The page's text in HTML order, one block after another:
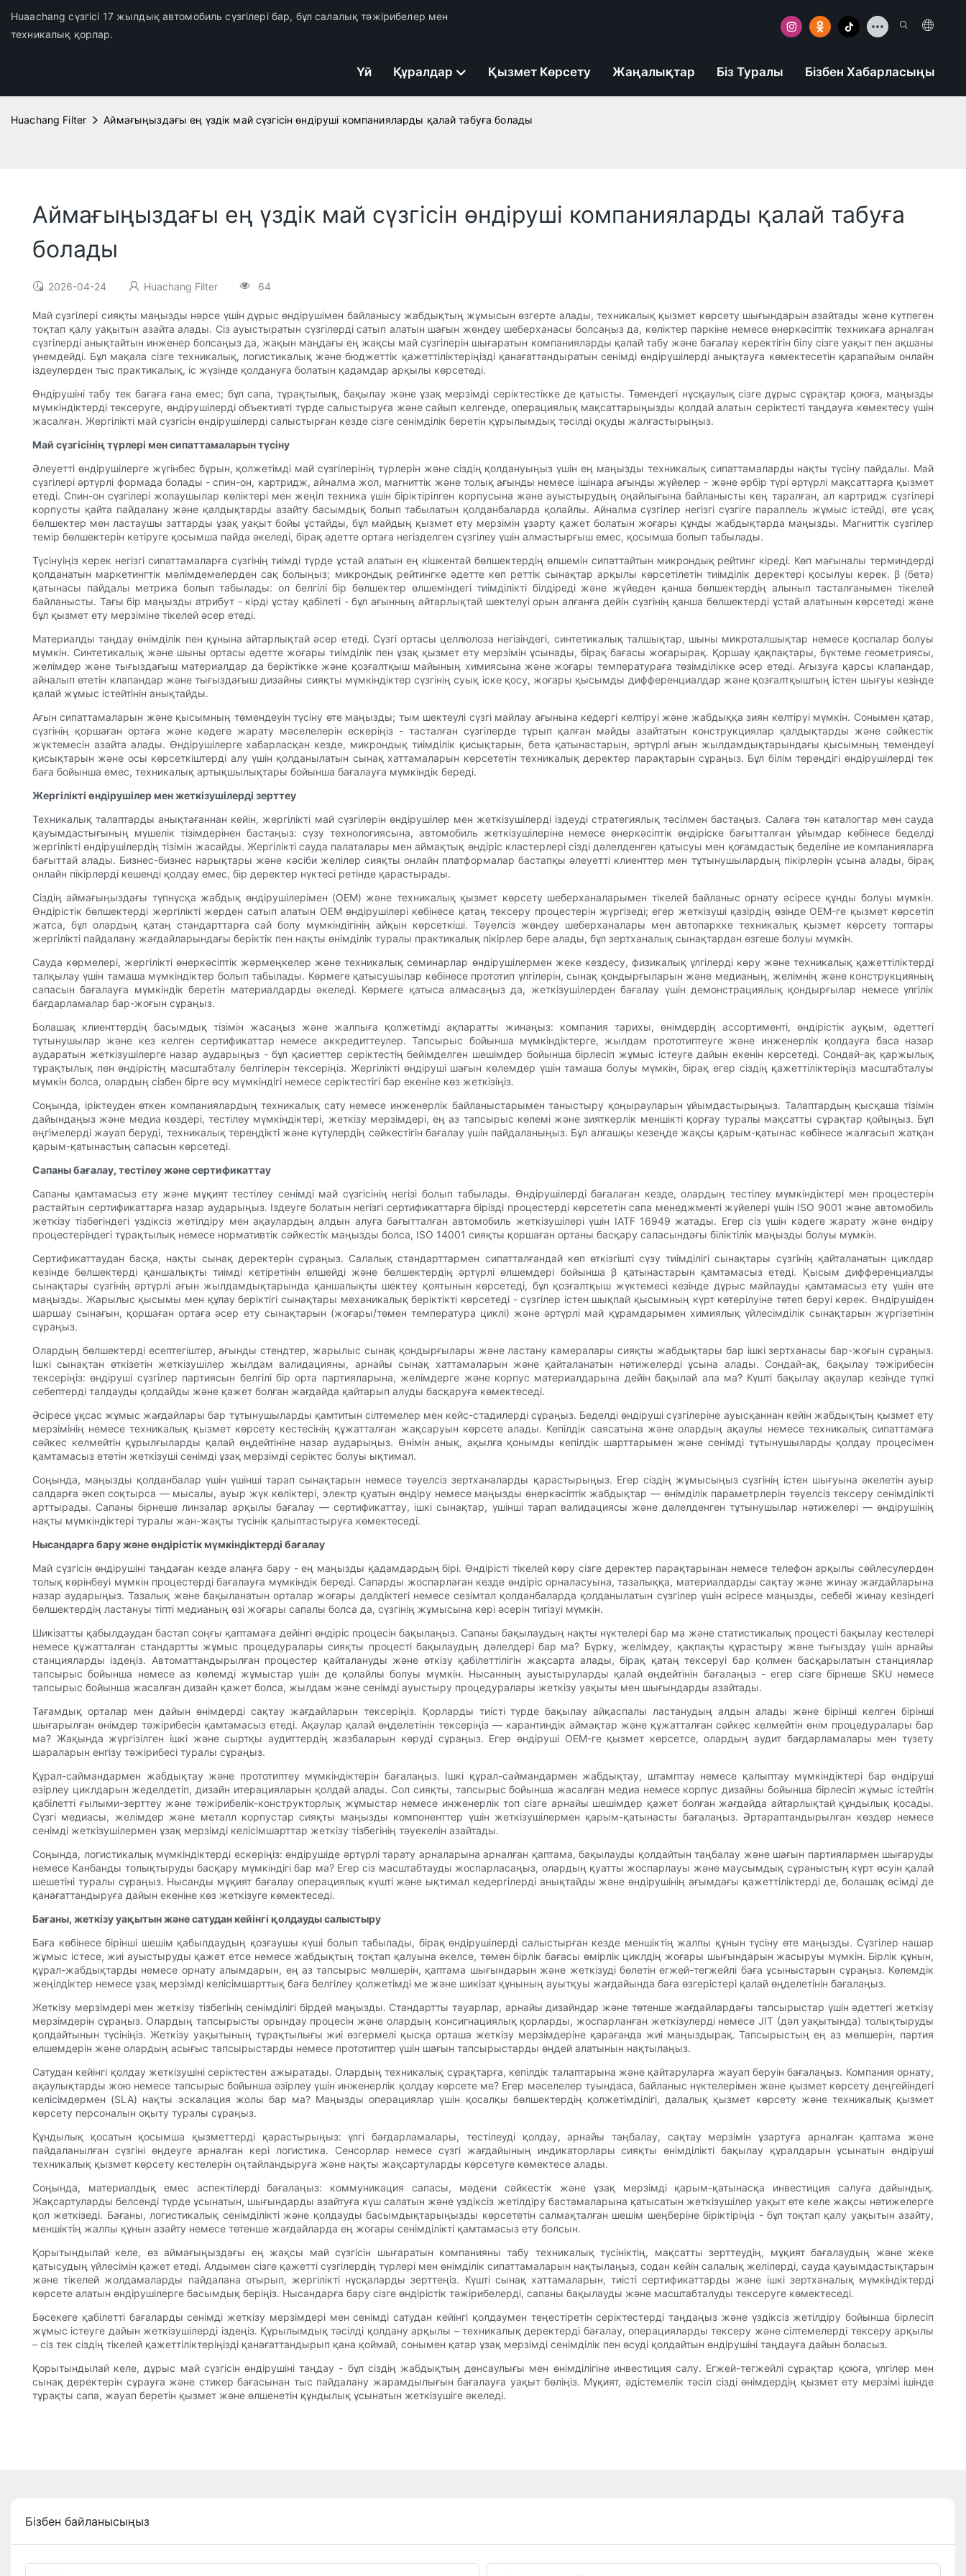
Huaachang сүзгісі 17 жылдық автомобиль сүзгілері бар, бұл салалық тәжірибелер мен
техникалық қорлар.
Үй Құралдар Қызмет Көрсету Жаңалықтар Біз Туралы Бізбен Хабарласыңы
Huachang Filter Аймағыңыздағы ең үздік май сүзгісін өндіруші компанияларды қалай табуға болады
Аймағыңыздағы ең үздік май сүзгісін өндіруші компанияларды қалай табуға
болады
2026-04-24 Huachang Filter 64
Май сүзгілері сияқты маңызды нәрсе үшін дұрыс өндірушімен байланысу жабдықтың жұмысын өзгерте алады, техникалық қызмет көрсету шығындарын азайтады және күтпеген
тоқтап қалу уақытын азайта алады. Сіз ауыстыратын сүзгілерді сатып алатын шағын жөндеу шеберханасы болсаңыз да, көліктер паркіне немесе өнеркәсіптік техникаға арналған
сүзгілерді анықтайтын инженер болсаңыз да, жақын маңдағы ең жақсы май сүзгілерін шығаратын компанияларды қалай табу және бағалау керектігін білу сізге уақыт пен ақшаны
үнемдейді. Бұл мақала сізге техникалық, логистикалық және бюджеттік қажеттіліктеріңізді қанағаттандыратын сенімді өндірушілерді анықтауға көмектесетін қарапайым онлайн
іздеулерден тыс практикалық, іс жүзінде қолдануға болатын қадамдар арқылы көрсетеді.
Өндірушіні табу тек бағаға ғана емес; бұл сапа, тұрақтылық, бақылау және ұзақ мерзімді серіктестікке де қатысты. Төмендегі нұсқаулық сізге дұрыс сұрақтар қоюға, маңызды
мүмкіндіктерді тексеруге, өндірушілерді объективті түрде салыстыруға және сайып келгенде, операциялық мақсаттарыңызды қолдай алатын серіктесті таңдауға көмектесу үшін
жасалған. Жергілікті май сүзгісін өндірушілерді салыстырған кезде сізге сенімділік беретін құрылымдық тәсілді оқуды жалғастырыңыз.
Май сүзгісінің түрлері мен сипаттамаларын түсіну
Әлеуетті өндірушілерге жүгінбес бұрын, қолжетімді май сүзгілерінің түрлерін және сіздің қолдануыңыз үшін ең маңызды техникалық сипаттамаларды нақты түсіну пайдалы. Май
сүзгілері әртүрлі формада болады - спин-он, картридж, айналма жол, магниттік және толық ағынды немесе ішінара ағынды жүйелер - және әрбір түрі әртүрлі мақсаттарға қызмет
етеді. Спин-он сүзгілері жолаушылар көліктері мен жеңіл техника үшін біріктірілген корпусына және ауыстырудың оңайлығына байланысты кең таралған, ал картридж сүзгілері
корпусты қайта пайдалану және қалдықтарды азайту басымдық болып табылатын қолданбаларда қолайлы. Айналма сүзгілер негізгі сүзгіге параллель жұмыс істейді, өте ұсақ
бөлшектер мен ластаушы заттарды ұзақ уақыт бойы ұстайды, бұл майдың қызмет ету мерзімін ұзарту қажет болатын жоғары құнды жабдықтарда маңызды. Магниттік сүзгілер
темір бөлшектерін кетіруге қосымша пайда әкеледі, бірақ әдетте ортаға негізделген сүзгілеу үшін алмастырғыш емес, қосымша болып табылады.
Түсінуіңіз керек негізгі сипаттамаларға сүзгінің тиімді түрде ұстай алатын ең кішкентай бөлшектердің өлшемін сипаттайтын микрондық рейтинг кіреді. Көп мағыналы терминдерді
қолданатын маркетингтік мәлімдемелерден сақ болыңыз; микрондық рейтингке әдетте көп реттік сынақтар арқылы көрсетілетін тиімділік деректері қосылуы керек. β (бета)
қатынасы пайдалы метрика болып табылады: ол белгілі бір бөлшектер өлшеміндегі тиімділікті білдіреді және жүйеден қанша бөлшектердің алынып тасталғанымен тікелей
байланысты. Тағы бір маңызды атрибут - кірді ұстау қабілеті - бұл ағынның айтарлықтай шектелуі орын алғанға дейін сүзгінің қанша бөлшектерді ұстай алатынын көрсетеді және
бұл қызмет ету мерзіміне тікелей әсер етеді.
Материалды таңдау өнімділік пен құнына айтарлықтай әсер етеді. Сүзгі ортасы целлюлоза негізіндегі, синтетикалық талшықтар, шыны микроталшықтар немесе қоспалар болуы
мүмкін. Синтетикалық және шыны ортасы әдетте жоғары тиімділік пен ұзақ қызмет ету мерзімін ұсынады, бірақ бағасы жоғарырақ. Қоршау қақпақтары, бүктеме геометриясы,
желімдер және тығыздағыш материалдар да беріктікке және қозғалтқыш майының химиясына және жоғары температураға төзімділікке әсер етеді. Ағызуға қарсы клапандар,
айналып өтетін клапандар және тығыздағыш дизайны сияқты мүмкіндіктер сүзгінің суық іске қосу, жоғары қысымды дифференциалдар және қозғалтқыштың істен шығуы кезінде
қалай жұмыс істейтінін анықтайды.
Ағын сипаттамаларын және қысымның төмендеуін түсіну өте маңызды; тым шектеулі сүзгі майлау ағынына кедергі келтіруі және жабдыққа зиян келтіруі мүмкін. Сонымен қатар,
сүзгінің қоршаған ортаға және кәдеге жарату мәселелерін ескеріңіз - тасталған сүзгілерде тұрып қалған майды азайтатын конструкциялар қалдықтарды және сәйкестік
жүктемесін азайта алады. Өндірушілерге хабарласқан кезде, микрондық тиімділік қисықтарын, бета қатынастарын, әртүрлі ағын жылдамдықтарындағы қысымның төмендеуі
қисықтарын және осы көрсеткіштерді алу үшін қолданылатын сынақ хаттамаларын көрсететін техникалық деректер парақтарын сұраңыз. Бұл білім тереңдігі өндірушілерді тек
баға бойынша емес, техникалық артықшылықтары бойынша бағалауға мүмкіндік береді.
Жергілікті өндірушілер мен жеткізушілерді зерттеу
Техникалық талаптарды анықтағаннан кейін, жергілікті май сүзгілерін өндірушілер мен жеткізушілерді іздеуді стратегиялық тәсілмен бастаңыз. Салаға тән каталогтар мен сауда
қауымдастығының мүшелік тізімдерінен бастаңыз: сүзу технологиясына, автомобиль жеткізушілеріне немесе өнеркәсіптік өндіріске бағытталған ұйымдар көбінесе беделді
жергілікті өндірушілердің тізімін жасайды. Жергілікті сауда палаталары мен аймақтық өндіріс кластерлері сізді дәлелденген қатысуы мен қоғамдастық беделіне ие компанияларға
бағыттай алады. Бизнес-бизнес нарықтары және кәсіби желілер сияқты онлайн платформалар бастапқы әлеуетті клиенттер мен тұтынушылардың пікірлерін ұсына алады, бірақ
онлайн пікірлерді кешенді қолдау емес, бір деректер нүктесі ретінде қарастырады.
Сіздің аймағыңыздағы түпнұсқа жабдық өндірушілерімен (OEM) және техникалық қызмет көрсету шеберханаларымен тікелей байланыс орнату әсіресе құнды болуы мүмкін.
Өндірістік бөлшектерді жергілікті жерден сатып алатын OEM өндірушілері көбінесе қатаң тексеру процестерін жүргізеді; егер жеткізуші қазірдің өзінде OEM-ге қызмет көрсетіп
жатса, бұл олардың қатаң стандарттарға сай болу мүмкіндігінің айқын көрсеткіші. Тәуелсіз жөндеу шеберханалары мен автопаркке техникалық қызмет көрсету топтары
жергілікті пайдалану жағдайларындағы беріктік пен нақты өнімділік туралы практикалық пікірлер бере алады, бұл зертханалық сынақтардан өзгеше болуы мүмкін.
Сауда көрмелері, жергілікті өнеркәсіптік жәрмеңкелер және техникалық семинарлар өндірушілермен жеке кездесу, физикалық үлгілерді көру және техникалық қажеттіліктерді
талқылау үшін тамаша мүмкіндіктер болып табылады. Көрмеге қатысушылар көбінесе прототип үлгілерін, сынақ қондырғыларын және медианың, желімнің және конструкцияның
сапасын бағалауға мүмкіндік беретін материалдарды әкеледі. Көрмеге қатыса алмасаңыз да, жеткізушілерден бағалау үшін демонстрациялық қондырғылар немесе үлгілік
бағдарламалар бар-жоғын сұраңыз.
Болашақ клиенттердің басымдық тізімін жасаңыз және жалпыға қолжетімді ақпаратты жинаңыз: компания тарихы, өнімдердің ассортименті, өндірістік ауқым, әдеттегі
тұтынушылар және кез келген сертификаттар немесе аккредиттеулер. Тапсырыс бойынша мүмкіндіктерге, жылдам прототиптеуге және инженерлік қолдауға баса назар
аударатын жеткізушілерге назар аударыңыз - бұл қасиеттер серіктестің бейімделген шешімдер бойынша бірлесіп жұмыс істеуге дайын екенін көрсетеді. Сондай-ақ қаржылық
тұрақтылық пен өндірістің масштабталу белгілерін тексеріңіз. Жергілікті өндіруші шағын көлемдер үшін тамаша болуы мүмкін, бірақ егер сіздің қажеттіліктеріңіз масштабталуы
мүмкін болса, олардың сізбен бірге өсу мүмкіндігі немесе серіктестігі бар екеніне көз жеткізіңіз.
Соңында, іріктеуден өткен компаниялардың техникалық сату немесе инженерлік байланыстарымен таныстыру қоңырауларын ұйымдастырыңыз. Талаптардың қысқаша тізімін
дайындаңыз және медиа көздері, тестілеу мүмкіндіктері, жеткізу мерзімдері, ең аз тапсырыс көлемі және зияткерлік меншікті қорғау туралы мақсатты сұрақтар қойыңыз. Бұл
әңгімелерді жауап беруді, техникалық тереңдікті және күтулердің сәйкестігін бағалау үшін пайдаланыңыз. Бұл алғашқы кезеңде жақсы қарым-қатынас көбінесе жалғасып жатқан
қарым-қатынастың сапасын көрсетеді.
Сапаны бағалау, тестілеу және сертификаттау
Сапаны қамтамасыз ету және мұқият тестілеу сенімді май сүзгісінің негізі болып табылады. Өндірушілерді бағалаған кезде, олардың тестілеу мүмкіндіктері мен процестерін
растайтын сертификаттарға назар аударыңыз. Іздеуге болатын негізгі сертификаттарға бірізді процестерді көрсететін сапа менеджменті жүйелері үшін ISO 9001 және автомобиль
жеткізу тізбегіндегі үздіксіз жетілдіру мен ақаулардың алдын алуға бағытталған автомобиль жеткізушілері үшін IATF 16949 жатады. Егер сіз үшін кәдеге жарату және өндіру
процестеріндегі тұрақтылық немесе нормативтік сәйкестік маңызды болса, ISO 14001 сияқты қоршаған ортаны басқару саласындағы біліктілік маңызды болуы мүмкін.
Сертификаттаудан басқа, нақты сынақ деректерін сұраңыз. Салалық стандарттармен сипатталғандай көп өткізгішті сүзу тиімділігі сынақтары сүзгінің қайталанатын циклдар
кезінде бөлшектерді қаншалықты тиімді кетіретінін өлшейді және бөлшектердің әртүрлі өлшемдері бойынша β қатынастарын қамтамасыз етеді. Қысым дифференциалды
сынақтары сүзгінің әртүрлі ағын жылдамдықтарында қаншалықты шектеу қоятынын көрсетеді, бұл қозғалтқыш жүктемесі кезінде дұрыс майлауды қамтамасыз ету үшін өте
маңызды. Жарылыс қысымы мен құлау беріктігі сынақтары механикалық беріктікті көрсетеді - сүзгілер істен шықпай қысымның күрт көтерілуіне төтеп беруі керек. Өндірушіден
шаршау сынағын, қоршаған ортаға әсер ету сынақтарын (жоғары/төмен температура циклі) және әртүрлі май құрамдарымен химиялық үйлесімділік сынақтарын жүргізетінін
сұраңыз.
Олардың бөлшектерді есептегіштер, ағынды стендтер, жарылыс сынақ қондырғылары және ластану камералары сияқты жабдықтары бар ішкі зертханасы бар-жоғын сұраңыз.
Ішкі сынақтан өткізетін жеткізушілер жылдам валидацияны, арнайы сынақ хаттамаларын және қайталанатын нәтижелерді ұсына алады. Сондай-ақ, бақылау тәжірибесін
тексеріңіз: өндіруші сүзгілер партиясын белгілі бір орта партияларына, желімдерге және корпус материалдарына дейін бақылай ала ма? Күшті бақылау ақаулар кезінде түпкі
себептерді талдауды қолдайды және қажет болған жағдайда қайтарып алуды басқаруға көмектеседі.
Әсіресе ұқсас жұмыс жағдайлары бар тұтынушыларды қамтитын сілтемелер мен кейс-стадилерді сұраңыз. Беделді өндіруші сүзгілеріне ауысқаннан кейін жабдықтың қызмет ету
мерзімінің немесе техникалық қызмет көрсету кестесінің құжатталған жақсаруын көрсете алады. Кепілдік саясатына және олардың ақаулы немесе техникалық сипаттамаға
сәйкес келмейтін құрылғыларды қалай өңдейтініне назар аударыңыз. Өнімін анық, ақылға қонымды кепілдік шарттарымен және сенімді тұтынушыларды қолдау процесімен
қамтамасыз ететін жеткізуші сенімді ұзақ мерзімді серіктес болуы ықтимал.
Соңында, маңызды қолданбалар үшін үшінші тарап сынақтарын немесе тәуелсіз зертханаларды қарастырыңыз. Егер сіздің жұмысыңыз сүзгінің істен шығуына әкелетін ауыр
салдарға әкеп соқтырса — мысалы, ауыр жүк көліктері, электр қуатын өндіру немесе маңызды өнеркәсіптік жабдықтар — өнімділік параметрлерін тәуелсіз тексеру сенімділікті
арттырады. Сапаны бірнеше линзалар арқылы бағалау — сертификаттау, ішкі сынақтар, үшінші тарап валидациясы және дәлелденген тұтынушылар нәтижелері — өндірушінің
нақты мүмкіндіктері туралы жан-жақты түсінік қалыптастыруға көмектеседі.
Нысандарға бару және өндірістік мүмкіндіктерді бағалау
Май сүзгісін өндірушіні таңдаған кезде алаңға бару - ең маңызды қадамдардың бірі. Өндірісті тікелей көру сізге деректер парақтарынан немесе телефон арқылы сөйлесулерден
толық көрінбеуі мүмкін процестерді бағалауға мүмкіндік береді. Сапарды жоспарлаған кезде өндіріс орналасуына, тазалыққа, материалдарды сақтау және жинау жағдайларына
назар аударыңыз. Тазалық және бақыланатын орталар жоғары дәлдіктегі немесе сезімтал қолданбаларда қолданылатын сүзгілер үшін әсіресе маңызды, себебі жинау кезіндегі
бөлшектердің ластануы тіпті медианың өзі жоғары сапалы болса да, сүзгінің жұмысына кері әсерін тигізуі мүмкін.
Шикізатты қабылдаудан бастап соңғы қаптамаға дейінгі өндіріс процесін бақылаңыз. Сапаны бақылаудың нақты нүктелері бар ма және статистикалық процесті бақылау кестелері
немесе құжатталған стандартты жұмыс процедуралары сияқты процесті бақылаудың дәлелдері бар ма? Бүрку, желімдеу, қақпақты құрастыру және тығыздау үшін арнайы
станцияларды іздеңіз. Автоматтандырылған процестер қайталануды және өткізу қабілеттілігін жақсарта алады, бірақ қатаң тексеруі бар қолмен басқарылатын станциялар
тапсырыс бойынша немесе аз көлемді жұмыстар үшін де қолайлы болуы мүмкін. Нысанның ауыстыруларды қалай өңдейтінін бағалаңыз - егер сізге бірнеше SKU немесе
тапсырыс бойынша жасалған дизайн қажет болса, жылдам және сенімді ауыстыру процедуралары жеткізу уақыты мен шығындарды азайтады.
Тағамдық орталар мен дайын өнімдерді сақтау жағдайларын тексеріңіз. Қорларды тиісті түрде бақылау айқаспалы ластанудың алдын алады және бірінші келген бірінші
шығарылған өнімдер тәжірибесін қамтамасыз етеді. Ақаулар қалай өңделетінін тексеріңіз — карантиндік аймақтар және құжатталған сәйкес келмейтін өнім процедуралары бар
ма? Жақында жүргізілген ішкі және сыртқы аудиттердің жазбаларын көруді сұраңыз. Егер өндіруші OEM-ге қызмет көрсетсе, олардың аудит бағдарламалары мен түзету
шараларын енгізу тәжірибесі туралы сұраңыз.
Құрал-саймандармен жабдықтау және прототиптеу мүмкіндіктерін бағалаңыз. Ішкі құрал-саймандармен жабдықтау, штамптау немесе қалыптау мүмкіндіктері бар өндіруші
әзірлеу циклдарын жеделдетіп, дизайн итерацияларын қолдай алады. Сол сияқты, тапсырыс бойынша жасалған медиа немесе корпус дизайны бойынша бірлесіп жұмыс істейтін
қабілетті ғылыми-зерттеу және тәжірибелік-конструкторлық жұмыстар немесе инженерлік топ сізге арнайы шешімдер қажет болған жағдайда айтарлықтай құндылық қосады.
Сүзгі медиасы, желімдер және металл корпустар сияқты маңызды компоненттер үшін жеткізушілермен қарым-қатынасты бағалаңыз. Әртараптандырылған көздер немесе
сенімді жеткізушілермен ұзақ мерзімді келісімшарттар жеткізу тізбегінің тәуекелін азайтады.
Соңында, логистикалық мүмкіндіктерді ескеріңіз: өндірушіде әртүрлі тарату арналарына арналған қаптама, бақылауды қолдайтын таңбалау және шағын партиялармен шығаруды
немесе Канбанды толықтыруды басқару мүмкіндігі бар ма? Егер сіз масштабтауды жоспарласаңыз, олардың қуатты жоспарлауы және маусымдық сұраныстың күрт өсуін қалай
шешетіні туралы сұраңыз. Нысанды мұқият бағалау операциялық күшті және ықтимал кедергілерді анықтайды және өндірушінің ағымдағы қажеттіліктерді де, болашақ өсімді де
қанағаттандыруға дайын екеніне көз жеткізуге көмектеседі.
Бағаны, жеткізу уақытын және сатудан кейінгі қолдауды салыстыру
Баға көбінесе бірінші шешім қабылдаудың қозғаушы күші болып табылады, бірақ өндірушілерді салыстырған кезде меншіктің жалпы құнын түсіну өте маңызды. Сүзгілер нашар
жұмыс істесе, жиі ауыстыруды қажет етсе немесе жабдықтың тоқтап қалуына әкелсе, төмен бірлік бағасы өмірлік циклдің жоғары шығындарын жасыруы мүмкін. Бірлік құнын,
құрал-жабдықтарды немесе орнату алымдарын, ең аз тапсырыс мөлшерін, қаптама шығындарын және жеткізуді бөлетін егжей-тегжейлі баға ұсыныстарын сұраңыз. Көлемдік
жеңілдіктер немесе ұзақ мерзімді келісімшарттық баға белгілеу қолжетімді ме және шикізат құнының ауытқуы жағдайында баға өзгерістері қалай өңделетінін бағалаңыз.
Жеткізу мерзімдері мен жеткізу тізбегінің сенімділігі бірдей маңызды. Стандартты тауарлар, арнайы дизайндар және төтенше жағдайлардағы тапсырыстар үшін әдеттегі жеткізу
мерзімдерін сұраңыз. Олардың тапсырысты орындау процесін және олардың консигнациялық қорларды, жоспарланған жеткізулерді немесе JIT (дәл уақытында) толықтыруды
қолдайтынын түсініңіз. Жеткізу уақытының тұрақтылығы жиі өзгермелі қысқа орташа жеткізу мерзімдеріне қарағанда жиі маңыздырақ. Тапсырыстың ең аз мөлшерін, партия
өлшемдерін және олардың асығыс тапсырыстарды немесе прототиптер үшін шағын тапсырыстарды өңдей алатынын нақтылаңыз.
Сатудан кейінгі қолдау жеткізушіні серіктестен ажыратады. Олардың техникалық сұрақтарға, кепілдік талаптарына және қайтаруларға жауап беруін бағалаңыз. Компания орнату,
ақаулықтарды жою немесе тапсырыс бойынша әзірлеу үшін инженерлік қолдау көрсете ме? Егер мәселелер туындаса, байланыс нүктелерімен және қызмет көрсету деңгейіндегі
келісімдермен (SLA) нақты эскалация жолы бар ма? Маңызды операциялар үшін қосалқы бөлшектердің қолжетімділігі, далалық қызмет көрсету және техникалық қызмет
көрсету персоналын оқыту туралы сұраңыз.
Құндылық қосатын қосымша қызметтерді қарастырыңыз: үлгі бағдарламалары, тестілеуді қолдау, арнайы таңбалау, сақтау мерзімін ұзартуға арналған қаптама және
пайдаланылған сүзгіні өңдеуге арналған кері логистика. Сенсорлар немесе сүзгі жағдайының индикаторлары сияқты өнімділікті бақылау құралдарын ұсынатын өндіруші
техникалық қызмет көрсету кестелерін оңтайландыруға және нақты жақсартуларды көрсетуге көмектесе алады.
Соңында, материалдық емес аспектілерді бағалаңыз: коммуникация сапасы, мәдени сәйкестік және ұзақ мерзімді қарым-қатынасқа инвестиция салуға дайындық.
Жақсартуларды белсенді түрде ұсынатын, шығындарды азайтуға күш салатын және үздіксіз жетілдіру бастамаларына қатысатын жеткізушілер уақыт өте келе жақсы нәтижелерге
қол жеткізеді. Бағаны, логистикалық сенімділікті және қолдауды басымдықтарыңызды көрсететін салмақталған шешім шеңберіне біріктіріңіз - бұл тоқтап қалу уақытын азайту,
меншіктің жалпы құнын азайту немесе төтенше жағдайларда ең жоғары сенімділікті қамтамасыз ету болсын.
Қорытындылай келе, өз аймағыңыздағы ең жақсы май сүзгісін шығаратын компанияны табу техникалық түсініктің, мақсатты зерттеудің, мұқият бағалаудың және жеке
қатысудың үйлесімін қажет етеді. Алдымен сізге қажетті сүзгілердің түрлері мен өнімділік сипаттамаларын нақтылаңыз, содан кейін салалық желілерді, сауда қауымдастықтарын
және тікелей жолдамаларды пайдалана отырып, жергілікті нұсқаларды зерттеңіз. Күшті сынақ хаттамаларын, тиісті сертификаттарды және ішкі зертханалық мүмкіндіктерді
көрсете алатын өндірушілерге басымдық беріңіз. Нысандарға бару сізге өндірістік тәжірибелерді, сапаны бақылауды және масштабталуды тексеруге көмектеседі.
Бәсекеге қабілетті бағаларды сенімді жеткізу мерзімдері мен сенімді сатудан кейінгі қолдаумен теңестіретін серіктестерді таңдаңыз және үздіксіз жетілдіру бойынша бірлесіп
жұмыс істеуге дайын жеткізушілерді іздеңіз. Құрылымдық тәсілді қолдану арқылы – техникалық деректерді бағалау, операцияларды тексеру және сілтемелерді тексеру арқылы
– сіз тек сіздің тікелей қажеттіліктеріңізді қанағаттандырып қана қоймай, сонымен қатар ұзақ мерзімді сенімділік пен өсуді қолдайтын өндірушіні таңдауға дайын боласыз.
Қорытындылай келе, дұрыс май сүзгісін өндірушіні таңдау - бұл сіздің жабдықтың денсаулығы мен өнімділігіне инвестиция салу. Егжей-тегжейлі сұрақтар қоюға, үлгілер мен
сынақ деректерін сұрауға және стикер бағасынан тыс пайдалану жарамдылығын бағалауға уақыт бөліңіз. Мұқият, әдістемелік тәсіл сізді өнімдердің қызмет ету мерзімі ішінде
тұрақты сапа, жауап беретін қызмет және өлшенетін құндылық ұсынатын жеткізушіге әкеледі.
Бізбен байланысыңыз